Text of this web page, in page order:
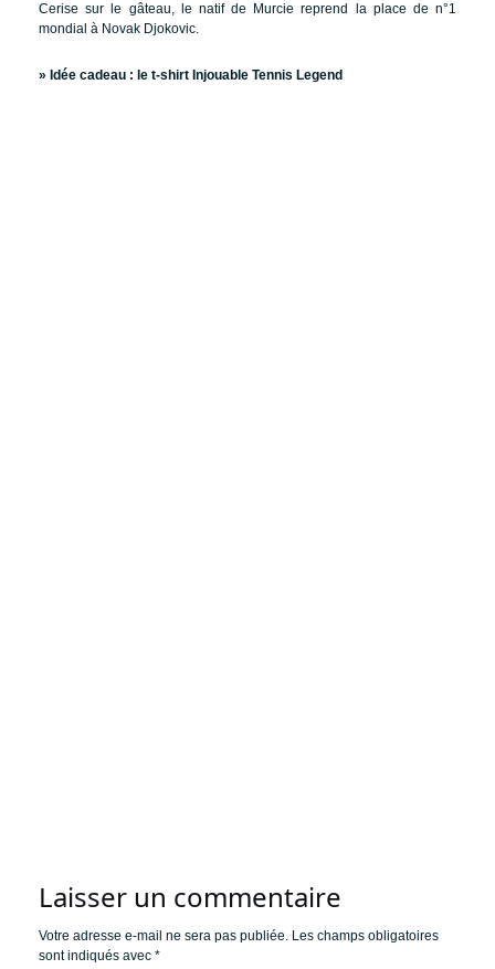
Cerise sur le gâteau, le natif de Murcie reprend la place de n°1
mondial à Novak Djokovic.
» Idée cadeau : le t-shirt Injouable Tennis Legend
Laisser un commentaire
Votre adresse e-mail ne sera pas publiée. Les champs obligatoires
sont indiqués avec *